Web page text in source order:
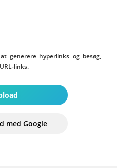
generere hyperlinks og besøg,
links.
med Google